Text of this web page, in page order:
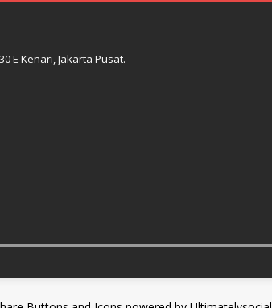
E Kenari, Jakarta Pusat.